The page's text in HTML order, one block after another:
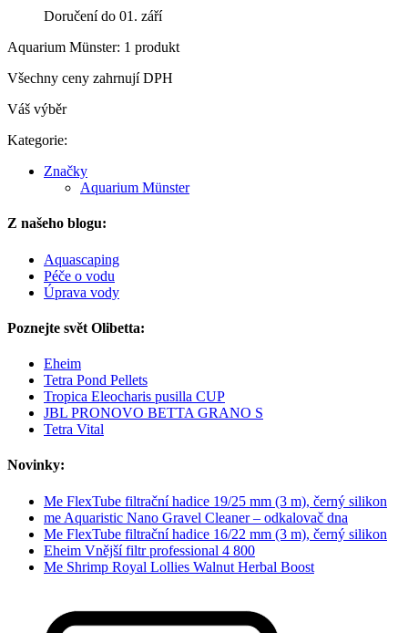
Doručení do 01. září
Aquarium Münster: 1 produkt
Všechny ceny zahrnují DPH
Váš výběr
Kategorie:
Značky
Aquarium Münster
Z našeho blogu:
Aquascaping
Péče o vodu
Úprava vody
Poznejte svět Olibetta:
Eheim
Tetra Pond Pellets
Tropica Eleocharis pusilla CUP
JBL PRONOVO BETTA GRANO S
Tetra Vital
Novinky:
Me FlexTube filtrační hadice 19/25 mm (3 m), černý silikon
me Aquaristic Nano Gravel Cleaner – odkalovač dna
Me FlexTube filtrační hadice 16/22 mm (3 m), černý silikon
Eheim Vnější filtr professional 4 800
Me Shrimp Royal Lollies Walnut Herbal Boost